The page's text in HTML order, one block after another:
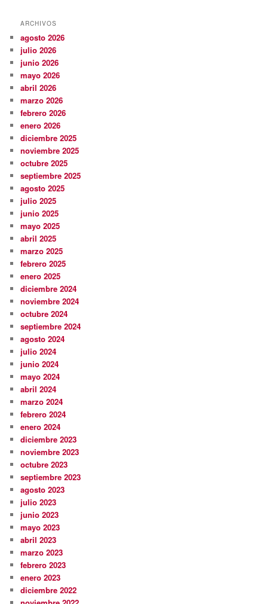
ARCHIVOS
agosto 2026
julio 2026
junio 2026
mayo 2026
abril 2026
marzo 2026
febrero 2026
enero 2026
diciembre 2025
noviembre 2025
octubre 2025
septiembre 2025
agosto 2025
julio 2025
junio 2025
mayo 2025
abril 2025
marzo 2025
febrero 2025
enero 2025
diciembre 2024
noviembre 2024
octubre 2024
septiembre 2024
agosto 2024
julio 2024
junio 2024
mayo 2024
abril 2024
marzo 2024
febrero 2024
enero 2024
diciembre 2023
noviembre 2023
octubre 2023
septiembre 2023
agosto 2023
julio 2023
junio 2023
mayo 2023
abril 2023
marzo 2023
febrero 2023
enero 2023
diciembre 2022